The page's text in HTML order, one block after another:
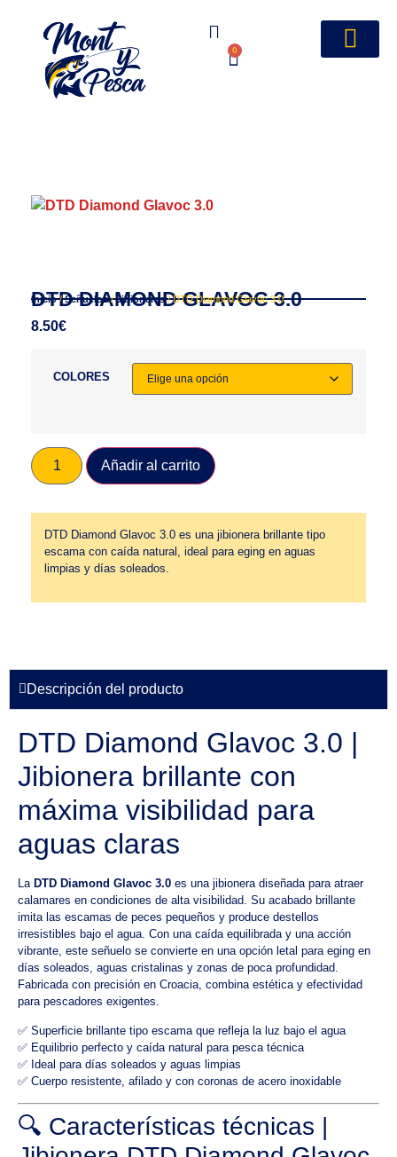
0
DTD DIAMOND GLAVOC 3.0
Inicio/Señuelos/Jibioneras/ DTD Diamond Glavoc 3.0
8.50€
COLORES
Añadir al carrito
DTD Diamond Glavoc 3.0 es una jibionera brillante tipo
escama con caída natural, ideal para eging en aguas
limpias y días soleados.
Descripción del producto
DTD Diamond Glavoc 3.0 |
Jibionera brillante con
máxima visibilidad para
aguas claras
La DTD Diamond Glavoc 3.0 es una jibionera diseñada para atraer
calamares en condiciones de alta visibilidad. Su acabado brillante
imita las escamas de peces pequeños y produce destellos
irresistibles bajo el agua. Con una caída equilibrada y una acción
vibrante, este señuelo se convierte en una opción letal para eging en
días soleados, aguas cristalinas y zonas de poca profundidad.
Fabricada con precisión en Croacia, combina estética y efectividad
para pescadores exigentes.
✅ Superficie brillante tipo escama que refleja la luz bajo el agua
✅ Equilibrio perfecto y caída natural para pesca técnica
✅ Ideal para días soleados y aguas limpias
✅ Cuerpo resistente, afilado y con coronas de acero inoxidable
🔍 Características técnicas |